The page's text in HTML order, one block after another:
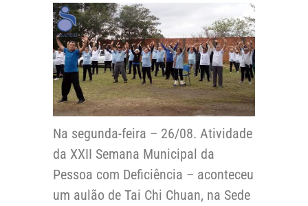
Na segunda-feira – 26/08. Atividade
da XXII Semana Municipal da
Pessoa com Deficiência – aconteceu
um aulão de Tai Chi Chuan, na Sede